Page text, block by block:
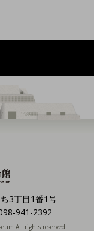
3丁目1番1号
941-2392
All rights reserved.